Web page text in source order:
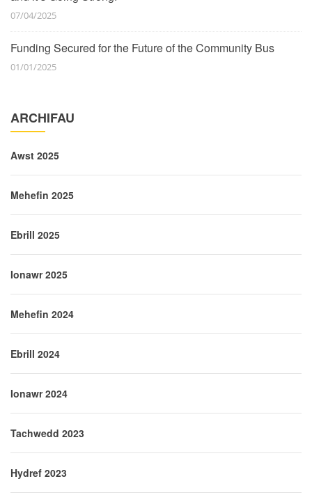
07/04/2025
Funding Secured for the Future of the Community Bus
01/01/2025
ARCHIFAU
Awst 2025
Mehefin 2025
Ebrill 2025
Ionawr 2025
Mehefin 2024
Ebrill 2024
Ionawr 2024
Tachwedd 2023
Hydref 2023